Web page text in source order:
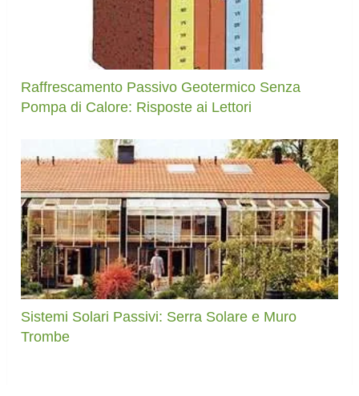
Raffrescamento Passivo Geotermico Senza
Pompa di Calore: Risposte ai Lettori
Sistemi Solari Passivi: Serra Solare e Muro
Trombe